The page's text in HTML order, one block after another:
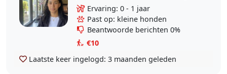
momenteel de opleiding
persoonlijk begeleider
maatschappelijke zorg. Ik ben een..
Ervaring: 0 - 1 jaar
Past op: kleine honden
Beantwoorde berichten 0%
€10
Laatste keer ingelogd: 3 maanden geleden